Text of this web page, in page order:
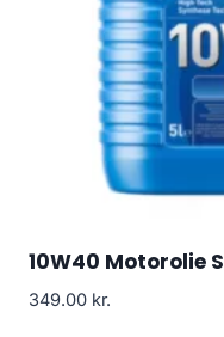
10W40 Motorolie
349.00 kr.